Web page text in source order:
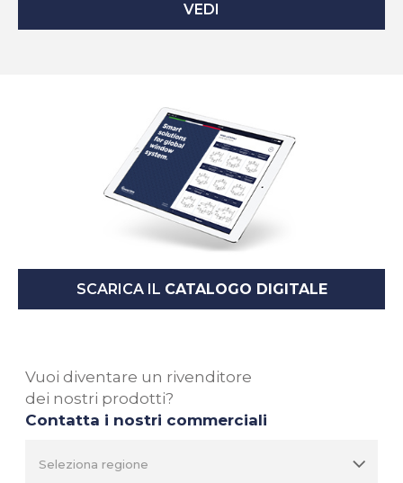
VEDI
SCARICA IL CATALOGO DIGITALE
Vuoi diventare un rivenditore
dei nostri prodotti?
Contatta i nostri commerciali